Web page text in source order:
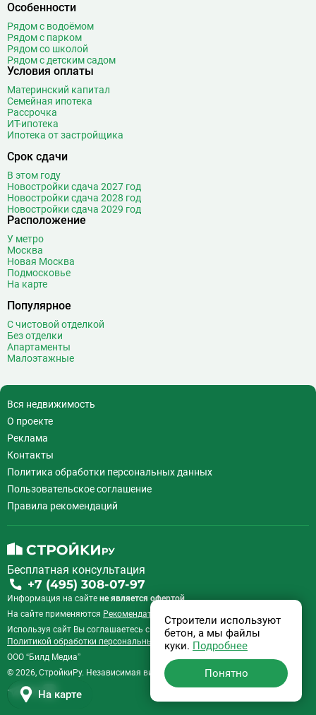
На карте
Д Давыдково
Деловой центр
Динамо
Дмитровская
Добрынинская
Домодедовская
Дорогомиловская
Достоевская
Дубровка
Ж Жулебино
З Зюзино
Зябликово
И
К Калужская
Каховская
Каширская
Киевская
Китай-город
Коломенская
Коммунарка
Коньково
Корниловская
Косино
Котельники
Красногвардейская 11
Краснопресненская
Красные ворота
Крестьянская застава
Кропоткинская
Крылатское
Кузнецкий Мост
Кузьминки
Курская 17
Особенности
Рядом с водоёмом
Рядом с парком
Рядом со школой
Рядом с детским садом
Условия оплаты
Материнский капитал
Семейная ипотека
Рассрочка
ИТ-ипотека
Ипотека от застройщика
Срок сдачи
В этом году
Новостройки сдача 2027 год
Новостройки сдача 2028 год
Новостройки сдача 2029 год
Расположение
У метро
Москва
Новая Москва
Подмосковье
На карте
Популярное
С чистовой отделкой
Без отделки
Апартаменты
Малоэтажные
Вся недвижимость
О проекте
Реклама
Контакты
Политика обработки персональных данных
Пользовательское соглашение
Правила рекомендаций
Бесплатная консультация
+7 (495) 308-07-97
Информация на сайте не является офертой.
На сайте применяются Рекомендательные технологии
Используя сайт Вы соглашаетесь с
Пользовательским соглашением
Политикой обработки персональных данных
ООО “Билд Медиа”
© 2026, СтройкиРу. Независимая витрина недвижимости России.
Строители используют
бетон, а мы файлы
куки. Подробнее
Понятно